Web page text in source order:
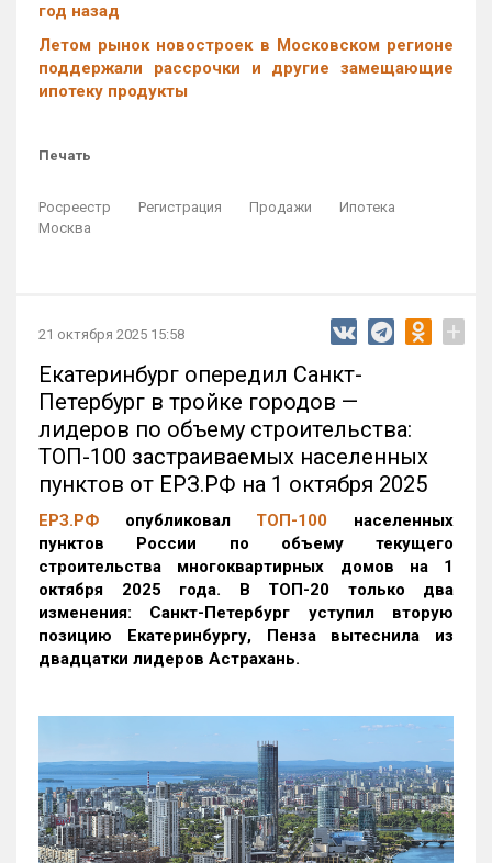
год назад
Летом рынок новостроек в Московском регионе
поддержали рассрочки и другие замещающие
ипотеку продукты
Печать
Росреестр Регистрация Продажи
Ипотека
Москва
21 октября 2025 15:58 +
Екатеринбург опередил Санкт-
Петербург в тройке городов —
лидеров по объему строительства:
ТОП-100 застраиваемых населенных
пунктов от ЕРЗ.РФ на 1 октября 2025
ЕРЗ.РФ опубликовал ТОП-100 населенных
пунктов России по объему текущего
строительства многоквартирных домов на 1
октября 2025 года. В ТОП-20 только два
изменения: Санкт-Петербург уступил вторую
позицию Екатеринбургу, Пенза вытеснила из
двадцатки лидеров Астрахань.